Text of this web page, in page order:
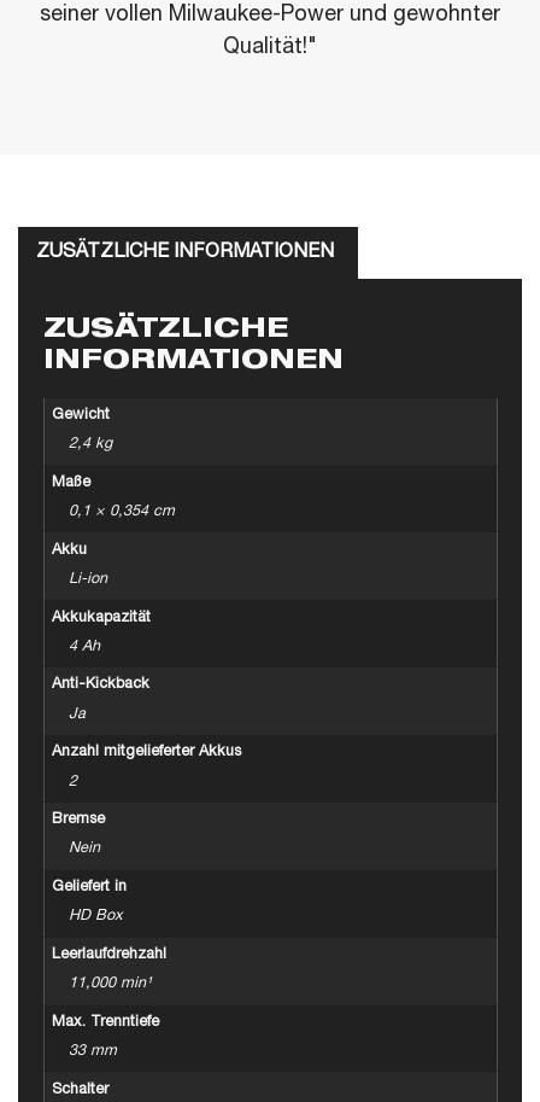
seiner vollen Milwaukee-Power und gewohnter
Qualität!"
ZUSÄTZLICHE INFORMATIONEN
ZUSÄTZLICHE
INFORMATIONEN
Gewicht
2,4 kg
Maße
0,1 × 0,354 cm
Akku
Li-ion
Akkukapazität
4 Ah
Anti-Kickback
Ja
Anzahl mitgelieferter Akkus
2
Bremse
Nein
Geliefert in
HD Box
Leerlaufdrehzahl
11,000 min¹
Max. Trenntiefe
33 mm
Schalter